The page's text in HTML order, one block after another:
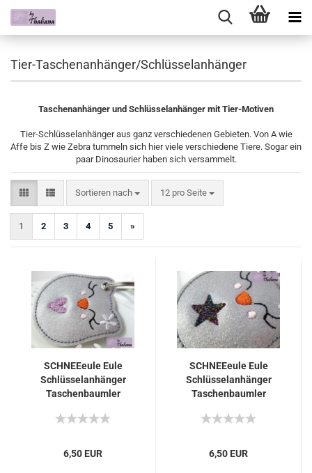
Tier-Taschenanhänger/Schlüsselanhänger
Taschenanhänger und Schlüsselanhänger mit Tier-Motiven
Tier-Schlüsselanhänger aus ganz verschiedenen Gebieten. Von A wie
Affe bis Z wie Zebra tummeln sich hier viele verschiedene Tiere. Sogar ein
paar Dinosaurier haben sich versammelt.
Sortieren nach
Sortieren nach 12 pro Seite
pro Seite
1 2 3 4 5 »
SCHNEEeule Eule
Schlüsselanhänger
Taschenbaumler
6,50 EUR
SCHNEEeule Eule
Schlüsselanhänger
Taschenbaumler
6,50 EUR